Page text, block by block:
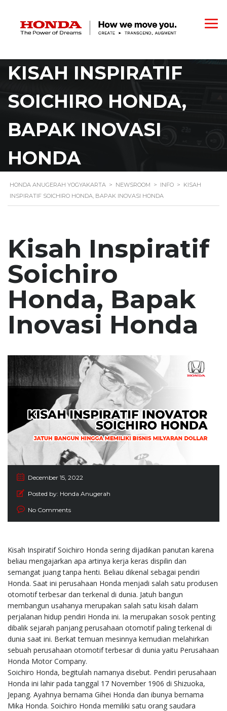
KISAH INSPIRATIF
SOICHIRO HONDA,
BAPAK INOVASI
HONDA
HONDA ANUGERAH YOGYAKARTA > NEWSROOM > INFO > KISAH
INSPIRATIF SOICHIRO HONDA, BAPAK INOVASI HONDA
Kisah Inspiratif
Soichiro
Honda, Bapak
Inovasi Honda
December 15, 2022
Posted by: Honda Anugerah
No Comments
Kisah Inspiratif Soichiro Honda sering dijadikan panutan karena
beliau mengajarkan apa artinya kerja keras dispilin dan
semangat juang tanpa henti. Beliau dikenal sebagai pendiri
Honda. Saat ini perusahaan Honda menjadi salah satu produsen
otomotif terbesar dan terkenal di dunia. Jatuh bangun
membangun usahanya merupakan salah satu kisah dalam
perjalanan hidup pendiri Honda ini. Ia merupakan sosok penting
dibalik sejarah panjang perusahaan otomotif paling terkenal di
dunia saat ini. Berkat temuan mesinnya kemudian melahirkan
sebuah perusahaan otomotif terbesar di dunia yaitu Perusahaan
Honda Motor Company.
Soichiro Honda, begitulah namanya disebut. Pendiri perusahaan
Honda ini lahir pada tanggal 17 November 1906 di Shizuoka,
Jepang. Ayahnya bernama Gihei Honda dan ibunya bernama
Mika Honda. Soichiro Honda memiliki satu orang saudara